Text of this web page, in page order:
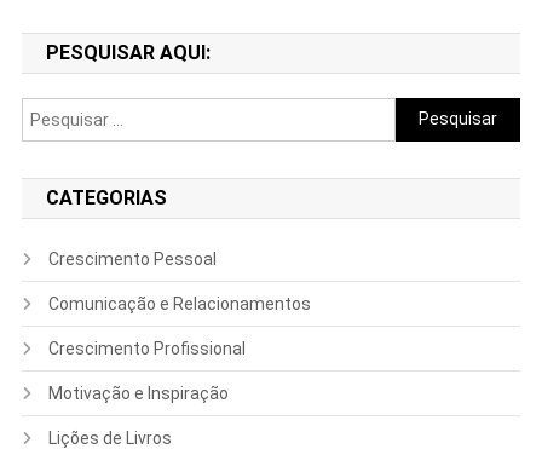
de
Post
PESQUISAR AQUI:
Pesquisar
por:
CATEGORIAS
Crescimento Pessoal
Comunicação e Relacionamentos
Crescimento Profissional
Motivação e Inspiração
Lições de Livros